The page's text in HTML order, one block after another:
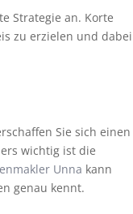
Strategie an. Korte
zu erzielen und dabei
Sie sich einen
wichtig ist die
Unna kann
genau kennt.